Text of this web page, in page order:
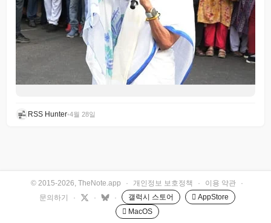
RSS Hunter•4월 28일
© 2015-2026, TheNote.app · 개인정보 보호정책 · 이용 약관
·
문의하기
· · · 갤럭시 스토어
 AppStore
 MacOS